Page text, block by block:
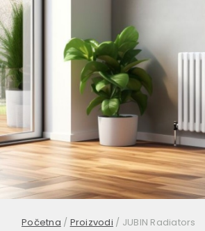
Početna / Proizvodi / JUBIN Radiators